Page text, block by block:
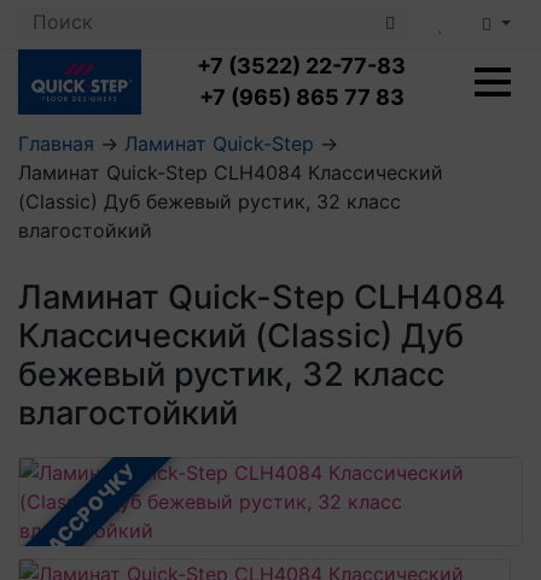
+7 (3522) 22-77-83
+7 (965) 865 77 83
Ламинат с укладкой
Ламинат 32 класс
Посмотреть все категории
LOC FLOOR PLUS
LOC FLOOR ARCTIC
Посмотреть все категории
Кварцвиниловая плитка с укладкой
Клеевая кварцвиниловая плитка
Виниловый ламинат
Кварцвинил SPC OASIS
Плинтус
Профили для ступеней
Подложка
Пороги
Посмотреть все категории
Аксессуары для стеновых панелей
Главная → Ламинат Quick-Step →
Ламинат Quick-Step CLH4084 Классический
(Classic) Дуб бежевый рустик, 32 класс
влагостойкий
Ламинат Quick-Step CLH4084
Классический (Classic) Дуб
бежевый рустик, 32 класс
влагостойкий
В РАССРОЧКУ